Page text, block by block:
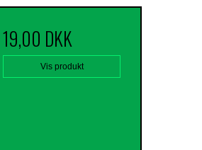
19,00 DKK
Vis produkt